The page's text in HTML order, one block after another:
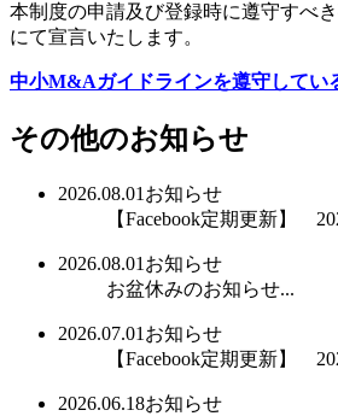
本制度の申請及び登録時に遵守すべ
にて宣言いたします。
中小M&Aガイドラインを遵守してい
その他のお知らせ
2026.08.01 お知らせ
【Facebook定期更新】
2026.08.01 お知らせ
お盆休みのお知らせ...
2026.07.01 お知らせ
【Facebook定期更新】
2026.06.18お知らせ